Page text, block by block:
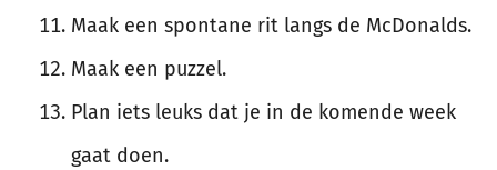
Maak een spontane rit langs de McDonalds.
Maak een puzzel.
Plan iets leuks dat je in de komende week
gaat doen.